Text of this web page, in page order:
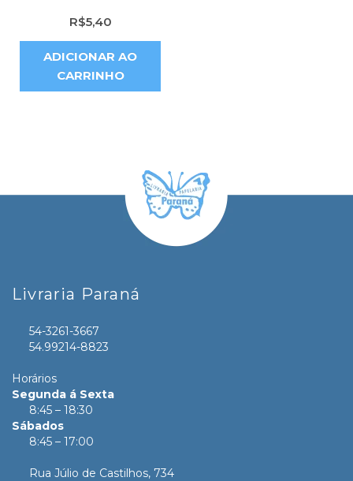
R$5,40
ADICIONAR AO
CARRINHO
Livraria Paraná
54-3261-3667
54.99214-8823
Horários
Segunda á Sexta
8:45 – 18:30
Sábados
8:45 – 17:00
Rua Júlio de Castilhos, 734